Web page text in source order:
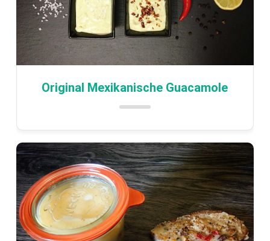
Original Mexikanische Guacamole